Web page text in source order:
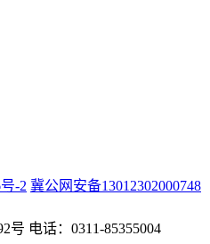
-2 冀公网安备13012302000748
号 电话：0311-85355004